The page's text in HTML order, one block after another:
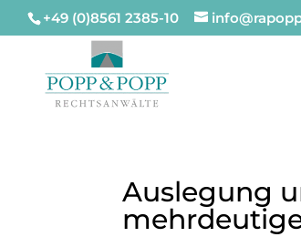
+49 (0)8561 2385-10
Auslegung